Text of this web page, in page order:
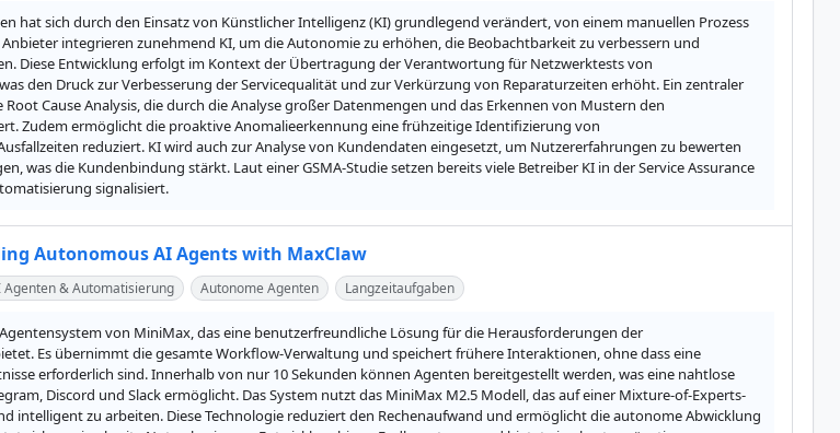
hat sich durch den Einsatz von Künstlicher Intelligenz (KI) grundlegend verändert, von einem manuellen Prozess
integrieren zunehmend KI, um die Autonomie zu erhöhen, die Beobachtbarkeit zu verbessern und
Diese Entwicklung erfolgt im Kontext der Übertragung der Verantwortung für Netzwerktests von
den Druck zur Verbesserung der Servicequalität und zur Verkürzung von Reparaturzeiten erhöht. Ein zentraler
Cause Analysis, die durch die Analyse großer Datenmengen und das Erkennen von Mustern den
Zudem ermöglicht die proaktive Anomalieerkennung eine frühzeitige Identifizierung von
reduziert. KI wird auch zur Analyse von Kundendaten eingesetzt, um Nutzererfahrungen zu bewerten
was die Kundenbindung stärkt. Laut einer GSMA-Studie setzen bereits viele Betreiber KI in der Service Assurance
signalisiert.
Autonomous AI Agents with MaxClaw
Agenten & Automatisierung Autonome Agenten Langzeitaufgaben
von MiniMax, das eine benutzerfreundliche Lösung für die Herausforderungen der
Es übernimmt die gesamte Workflow-Verwaltung und speichert frühere Interaktionen, ohne dass eine
erforderlich sind. Innerhalb von nur 10 Sekunden können Agenten bereitgestellt werden, was eine nahtlose
Discord und Slack ermöglicht. Das System nutzt das MiniMax M2.5 Modell, das auf einer Mixture-of-Experts-
intelligent zu arbeiten. Diese Technologie reduziert den Rechenaufwand und ermöglicht die autonome Abwicklung